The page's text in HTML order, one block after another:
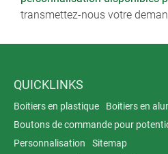
transmettez-nous votre
QUICKLINKS
Boitiers en plastique
Boitiers en
Boutons de commande pour
Personnalisation
Sitemap